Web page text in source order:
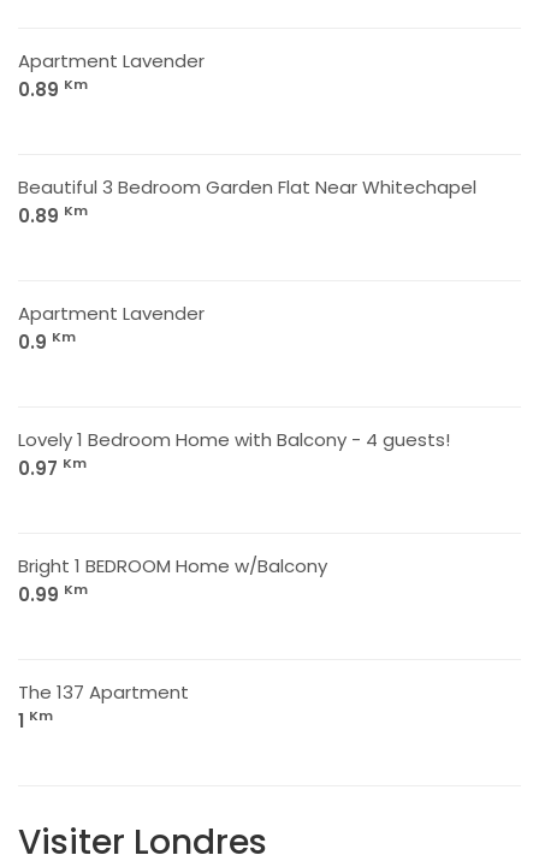
Apartment Lavender
0.89 Km
Beautiful 3 Bedroom Garden Flat Near Whitechapel
0.89 Km
Apartment Lavender
0.9 Km
Lovely 1 Bedroom Home with Balcony - 4 guests!
0.97 Km
Bright 1 BEDROOM Home w/Balcony
0.99 Km
The 137 Apartment
1 Km
Visiter Londres